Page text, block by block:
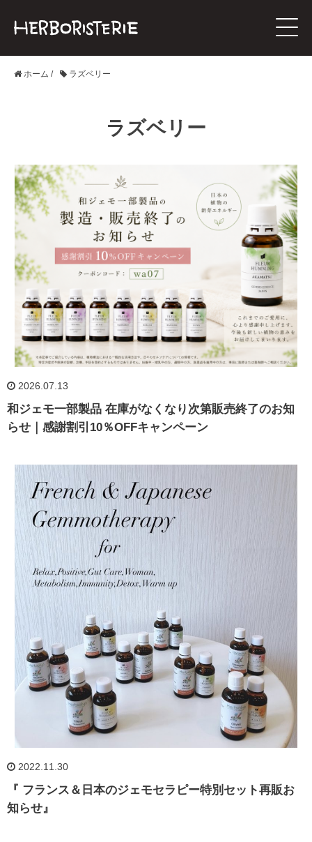
ホーム / ラズベリー
ラズベリー
2026.07.13
和ジェモ一部製品 在庫がなくなり次第販売終了のお知
らせ｜感謝割引10％OFFキャンペーン
2022.11.30
『 フランス＆日本のジェモセラピー特別セット再販お
知らせ』